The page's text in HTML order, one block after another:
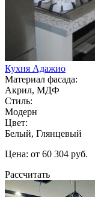
Кухня Адажио
Материал фасада:
Акрил, МДФ
Стиль:
Модерн
Цвет:
Белый, Глянцевый
Цена: от 60 304 руб.
Рассчитать